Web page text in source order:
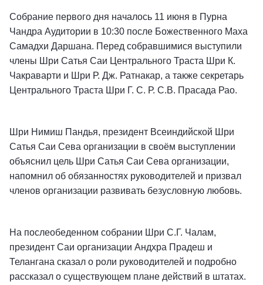
Собрание первого дня началось 11 июня в Пурна
Чандра Аудитории в 10:30 после Божественного Маха
Самадхи Даршана. Перед собравшимися выступили
члены Шри Сатья Саи Центрального Траста Шри К.
Чакраварти и Шри Р. Дж. Ратнакар, а также секретарь
Центрального Траста Шри Г. С. Р. С.В. Прасада Рао.
Шри Нимиш Пандья, президент Всеиндийской Шри
Сатья Саи Сева организации в своём выступлении
объяснил цель Шри Сатья Саи Сева организации,
напомнил об обязанностях руководителей и призвал
членов организации развивать безусловную любовь.
На послеобеденном собрании Шри С.Г. Чалам,
президент Саи организации Андхра Прадеш и
Телангана сказал о роли руководителей и подробно
рассказал о существующем плане действий в штатах.